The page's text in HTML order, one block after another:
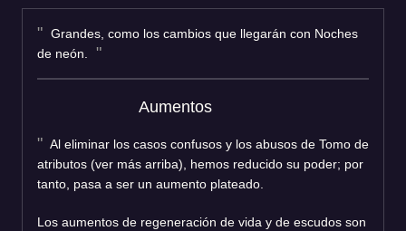
Grandes, como los cambios que llegarán con Noches
de neón.
Aumentos
Al eliminar los casos confusos y los abusos de Tomo de
atributos (ver más arriba), hemos reducido su poder; por
tanto, pasa a ser un aumento plateado.
Los aumentos de regeneración de vida y de escudos son